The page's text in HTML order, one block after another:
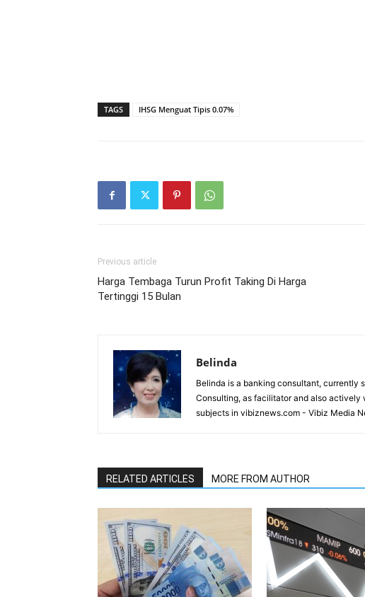
TAGS IHSG Menguat Tipis 0.07%
Previous article
Harga Tembaga Turun Profit Taking Di Harga
Tertinggi 15 Bulan
Belinda
Belinda is a banking consultant, currently
Consulting, as facilitator and also
subjects in vibiznews.com - Vibiz Media
RELATED ARTICLES MORE FROM AUTHOR